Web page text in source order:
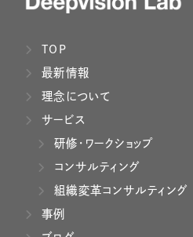
TOP
最新情報
理念について
サービス
研修・ワークショップ
コンサルティング
組織変革コンサルティング
事例